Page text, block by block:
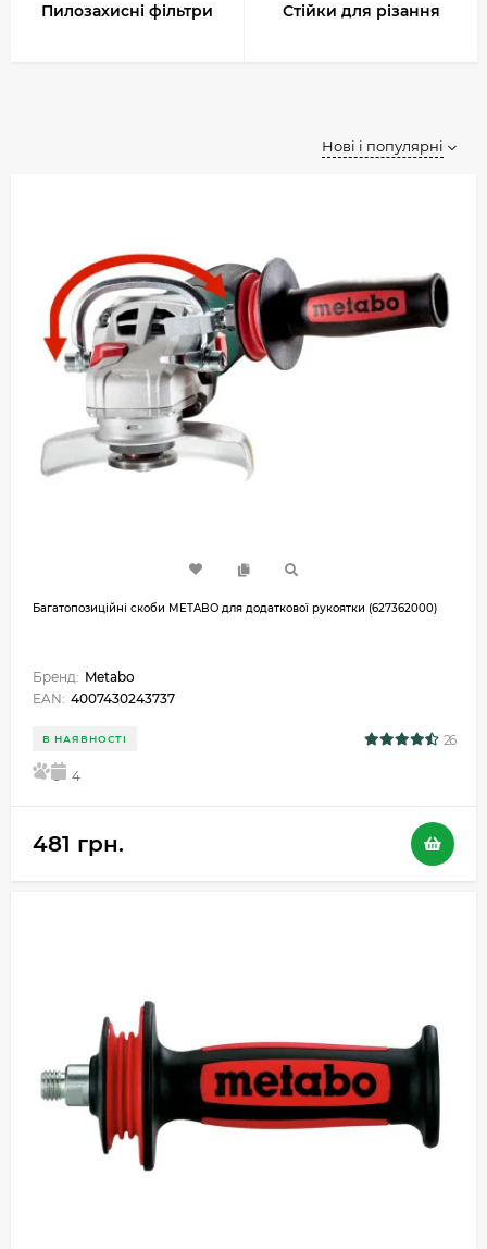
Пилозахисні фільтри Стійки для різання
Нові і популярні
Багатопозиційні скоби METABO для додаткової рукоятки (627362000)
Бренд: Metabo
EAN: 4007430243737
В НАЯВНОСТІ 26
5 4
481 грн.